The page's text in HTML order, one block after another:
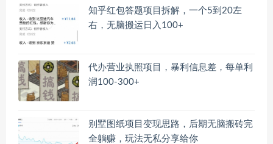
知乎红包答题项目拆解，一个5到20左
右，无脑搬运日入100+
代办营业执照项目，暴利信息差，每单利
润100-300+
别墅图纸项目变现思路，后期无脑搬砖完
全躺赚，玩法无私分享给你